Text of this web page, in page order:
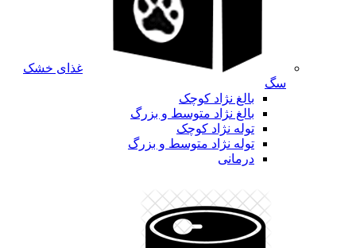
غذای خشک
سگ
بالغ نژاد کوچک
بالغ نژاد متوسط و بزرگ
توله نژاد کوچک
توله نژاد متوسط و بزرگ
درمانی